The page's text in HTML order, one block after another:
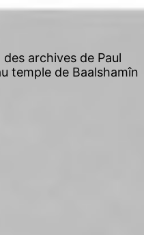
archives de Paul
temple de Baalshamîn